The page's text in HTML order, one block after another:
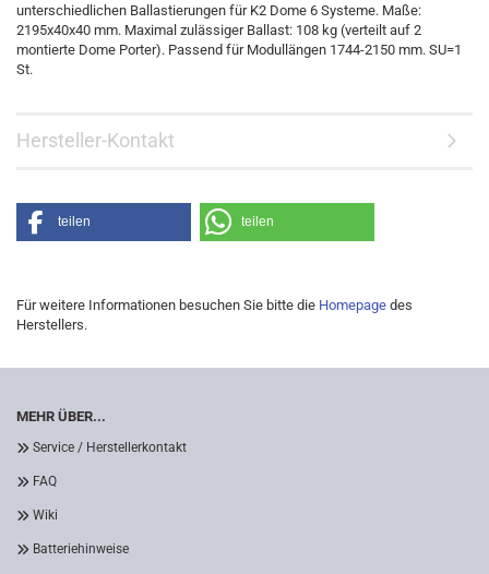
unterschiedlichen Ballastierungen für K2 Dome 6 Systeme. Maße:
2195x40x40 mm. Maximal zulässiger Ballast: 108 kg (verteilt auf 2
montierte Dome Porter). Passend für Modullängen 1744-2150 mm. SU=1
St.
Hersteller-Kontakt
teilen teilen
Für weitere Informationen besuchen Sie bitte die Homepage des
Herstellers.
MEHR ÜBER...
Service / Herstellerkontakt
FAQ
Wiki
Batteriehinweise